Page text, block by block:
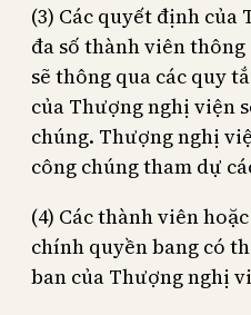
(3) Các quyết định
đa số thành viên
sẽ thông qua các quy
của Thượng nghị viện
chúng. Thượng nghị
công chúng tham dự
(4) Các thành viên
chính quyền bang có
ban của Thượng nghị